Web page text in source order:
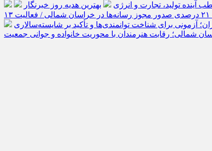
تولید، تجارت و انرژی
بهترین هدیه روز خبرنگار
رشد ۲۱ درصدی صدور مجوز رسانه‌ها در خراسان شمالی / فعالیت ۱۳
آزمونی برای شناخت توانمندی‌ها و تأکید بر شایسته‌سالاری
شمالی؛ رقابت هنرمندان با محوریت خانواده و جوانی جمعیت